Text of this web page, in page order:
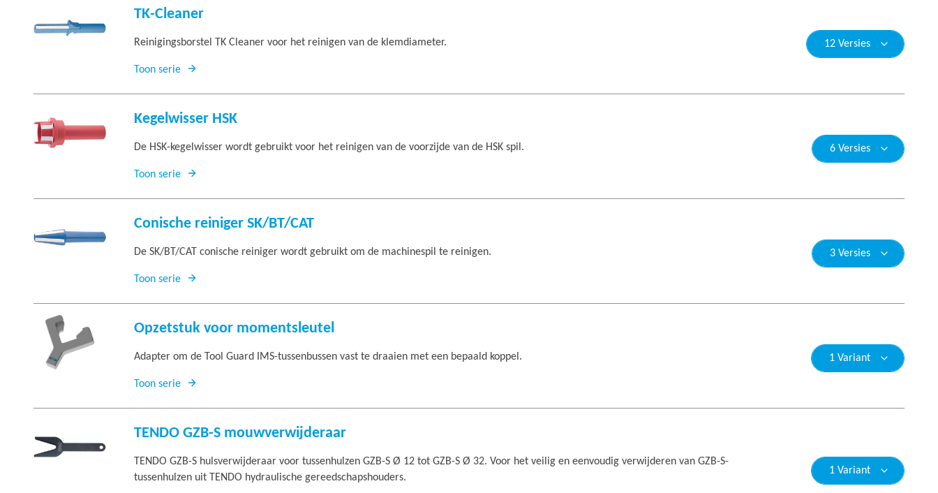
TK-Cleaner
Reinigingsborstel TK Cleaner voor het reinigen van de klemdiameter.
Toon serie
12 Versies
Kegelwisser HSK
De HSK-kegelwisser wordt gebruikt voor het reinigen van de voorzijde van de HSK spil.
Toon serie
6 Versies
Conische reiniger SK/BT/CAT
De SK/BT/CAT conische reiniger wordt gebruikt om de machinespil te reinigen.
Toon serie
3 Versies
Opzetstuk voor momentsleutel
Adapter om de Tool Guard IMS-tussenbussen vast te draaien met een bepaald koppel.
Toon serie
1 Variant
TENDO GZB-S mouwverwijderaar
TENDO GZB-S hulsverwijderaar voor tussenhulzen GZB-S Ø 12 tot GZB-S Ø 32. Voor het veilig en eenvoudig verwijderen van GZB-S-
tussenhulzen uit TENDO hydraulische gereedschapshouders.
1 Variant